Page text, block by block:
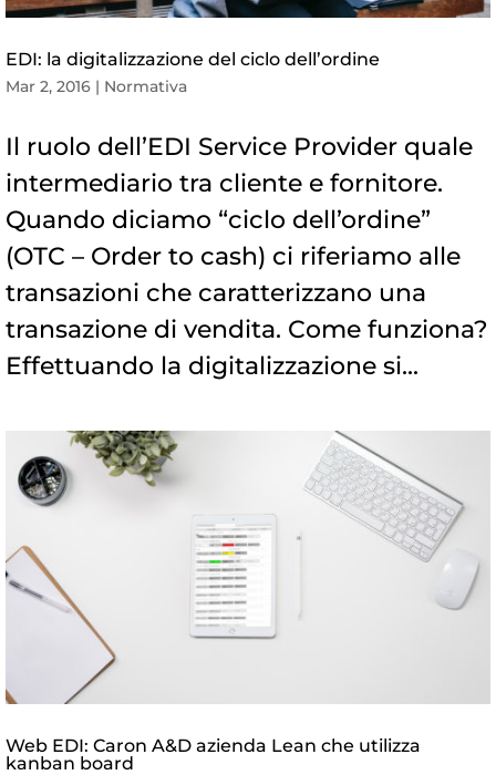
EDI: la digitalizzazione del ciclo dell’ordine
Mar 2, 2016 | Normativa
Il ruolo dell’EDI Service Provider quale
intermediario tra cliente e fornitore.
Quando diciamo “ciclo dell’ordine”
(OTC – Order to cash) ci riferiamo alle
transazioni che caratterizzano una
transazione di vendita. Come funziona?
Effettuando la digitalizzazione si...
Web EDI: Caron A&D azienda Lean che utilizza
kanban board